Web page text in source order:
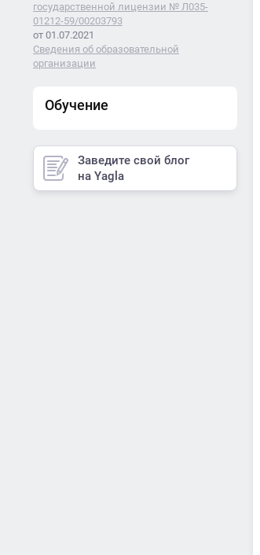
государственной лицензии № Л035-
01212-59/00203793
от 01.07.2021
Сведения об образовательной
организации
Обучение
Заведите свой блог
на Yagla